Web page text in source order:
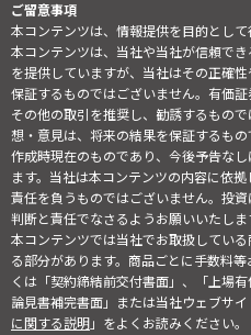
ご留意事項
本コンテンツは、情報提供を目的として
本コンテンツは、当社や当社が信頼で
を提供していますが、当社はその正確
保証するものではございません。有価証
その他の取引を推奨し、勧誘するもの
想・意見は、将来の結果を保証するも
作成時現在のものであり、今後予告な
ます。当社は本コンテンツの内容に依
責任を負うものではございません。投
判断と責任でなさるようお願いいたしま
本コンテンツでは当社でお取扱してい
る部分があります。商品ごとに手数料
くは「契約締結前交付書面」、「上場
論見書補完書面」または当社ウェブサ
に関する説明」をよくお読みください。